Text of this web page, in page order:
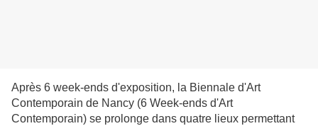
Après 6 week-ends d'exposition, la Biennale d'Art
Contemporain de Nancy (6 Week-ends d'Art
Contemporain) se prolonge dans quatre lieux permettant